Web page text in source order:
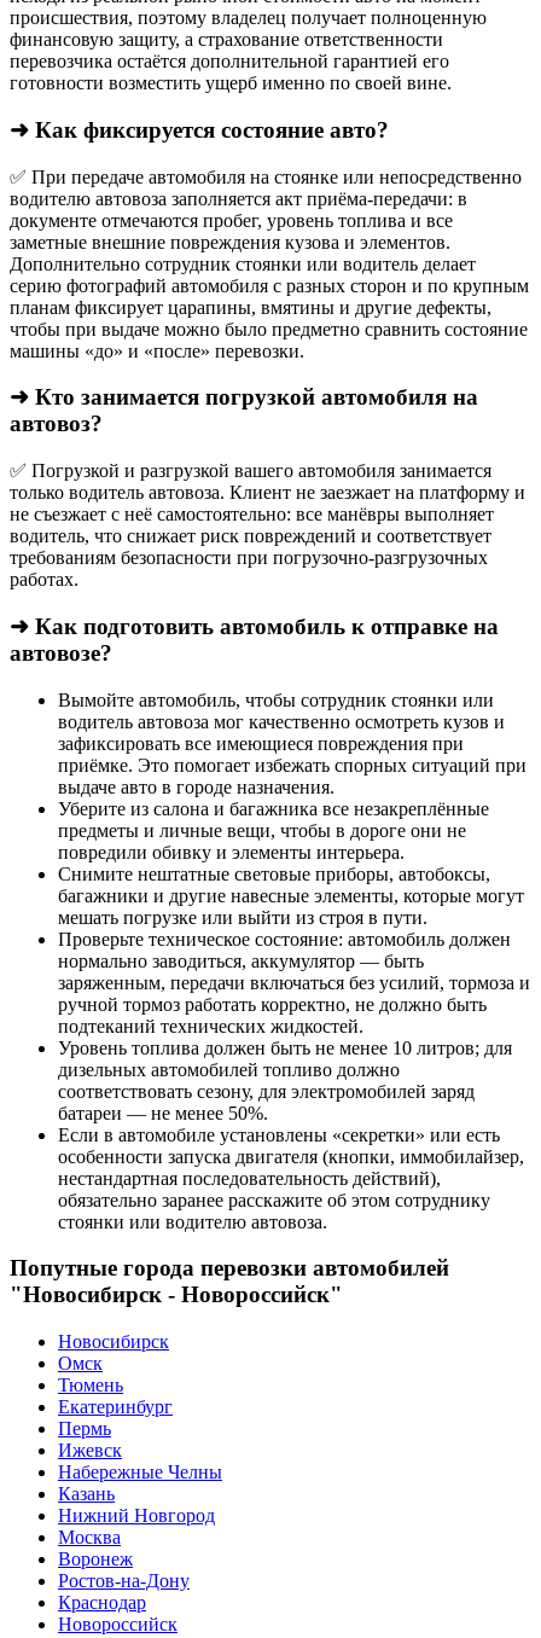
происшествия, поэтому владелец получает полноценную
финансовую защиту, а страхование ответственности
перевозчика остаётся дополнительной гарантией его
готовности возместить ущерб именно по своей вине.
➜ Как фиксируется состояние авто?
✅ При передаче автомобиля на стоянке или непосредственно
водителю автовоза заполняется акт приёма-передачи: в
документе отмечаются пробег, уровень топлива и все
заметные внешние повреждения кузова и элементов.
Дополнительно сотрудник стоянки или водитель делает
серию фотографий автомобиля с разных сторон и по крупным
планам фиксирует царапины, вмятины и другие дефекты,
чтобы при выдаче можно было предметно сравнить состояние
машины «до» и «после» перевозки.
➜ Кто занимается погрузкой автомобиля на
автовоз?
✅ Погрузкой и разгрузкой вашего автомобиля занимается
только водитель автовоза. Клиент не заезжает на платформу и
не съезжает с неё самостоятельно: все манёвры выполняет
водитель, что снижает риск повреждений и соответствует
требованиям безопасности при погрузочно-разгрузочных
работах.
➜ Как подготовить автомобиль к отправке на
автовозе?
Вымойте автомобиль, чтобы сотрудник стоянки или
водитель автовоза мог качественно осмотреть кузов и
зафиксировать все имеющиеся повреждения при
приёмке. Это помогает избежать спорных ситуаций при
выдаче авто в городе назначения.
Уберите из салона и багажника все незакреплённые
предметы и личные вещи, чтобы в дороге они не
повредили обивку и элементы интерьера.
Снимите нештатные световые приборы, автобоксы,
багажники и другие навесные элементы, которые могут
мешать погрузке или выйти из строя в пути.
Проверьте техническое состояние: автомобиль должен
нормально заводиться, аккумулятор — быть
заряженным, передачи включаться без усилий, тормоза и
ручной тормоз работать корректно, не должно быть
подтеканий технических жидкостей.
Уровень топлива должен быть не менее 10 литров; для
дизельных автомобилей топливо должно
соответствовать сезону, для электромобилей заряд
батареи — не менее 50%.
Если в автомобиле установлены «секретки» или есть
особенности запуска двигателя (кнопки, иммобилайзер,
нестандартная последовательность действий),
обязательно заранее расскажите об этом сотруднику
стоянки или водителю автовоза.
Попутные города перевозки автомобилей
"Новосибирск - Новороссийск"
Новосибирск
Омск
Тюмень
Екатеринбург
Пермь
Ижевск
Набережные Челны
Казань
Нижний Новгород
Москва
Воронеж
Ростов-на-Дону
Краснодар
Новороссийск